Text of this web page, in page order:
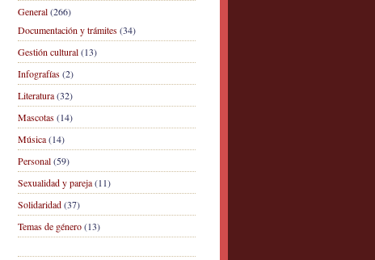
General(266)
Documentación y trámites(34)
Gestión cultural(13)
Infografías(2)
Literatura(32)
Mascotas(14)
Música(14)
Personal(59)
Sexualidad y pareja(11)
Solidaridad(37)
Temas de género(13)